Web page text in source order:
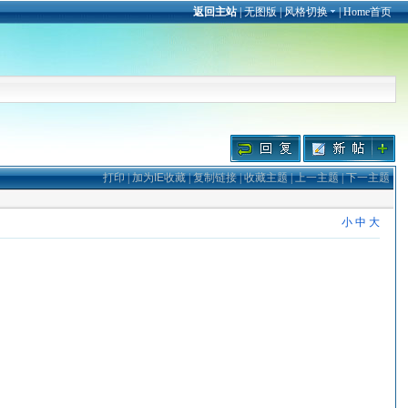
返回主站|无图版|风格切换 |Home首页
打印|加为IE收藏|复制链接|收藏主题|上一主题|下一主题
小 中 大